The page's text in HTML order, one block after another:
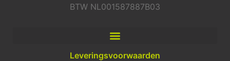
BTW NL001587887B03
Leveringsvoorwaarden